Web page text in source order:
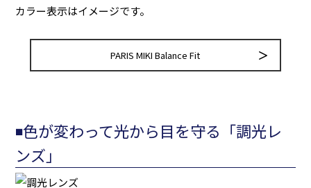
カラー表示はイメージです。
PARIS MIKI Balance Fit
◾️色が変わって光から目を守る「調光レ
ンズ」